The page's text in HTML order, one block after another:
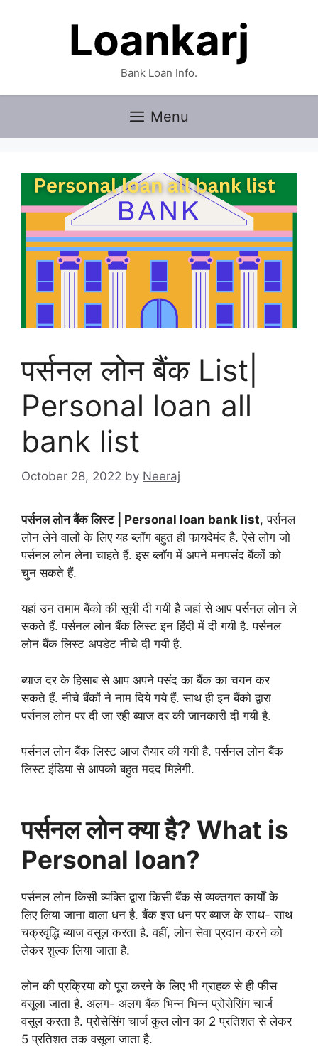
Loankarj
Bank Loan Info.
Menu
पर्सनल लोन बैंक List|
Personal loan all
bank list
October 28, 2022 by Neeraj
पर्सनल लोन बैंकलिस्ट | Personal loan bank list, पर्सनल
लोन लेने वालों के लिए यह ब्लॉग बहुत ही फायदेमंद है. ऐसे लोग जो
पर्सनल लोन लेना चाहते हैं. इस ब्लॉग में अपने मनपसंद बैंकों को
चुन सकते हैं.
यहां उन तमाम बैंको की सूची दी गयी है जहां से आप पर्सनल लोन ले
सकते हैं. पर्सनल लोन बैंक लिस्ट इन हिंदी में दी गयी है. पर्सनल
लोन बैंक लिस्ट अपडेट नीचे दी गयी है.
ब्याज दर के हिसाब से आप अपने पसंद का बैंक का चयन कर
सकते हैं. नीचे बैंकों ने नाम दिये गये हैं. साथ ही इन बैंको द्वारा
पर्सनल लोन पर दी जा रही ब्याज दर की जानकारी दी गयी है.
पर्सनल लोन बैंक लिस्ट आज तैयार की गयी है. पर्सनल लोन बैंक
लिस्ट इंडिया से आपको बहुत मदद मिलेगी.
पर्सनल लोन क्या है? What is
Personal loan?
पर्सनल लोन किसी व्यक्ति द्वारा किसी बैंक से व्यक्तगत कार्यों के
लिए लिया जाना वाला धन है.बैंक इस धन पर ब्याज के साथ- साथ
चक्रवृद्धि ब्याज वसूल करता है. वहीं, लोन सेवा प्रदान करने को
लेकर शुल्क लिया जाता है.
लोन की प्रक्रिया को पूरा करने के लिए भी ग्राहक से ही फीस
वसूला जाता है. अलग- अलग बैंक भिन्न भिन्न प्रोसेसिंग चार्ज
वसूल करता है. प्रोसेसिंग चार्ज कुल लोन का 2 प्रतिशत से लेकर
5 प्रतिशत तक वसूला जाता है.